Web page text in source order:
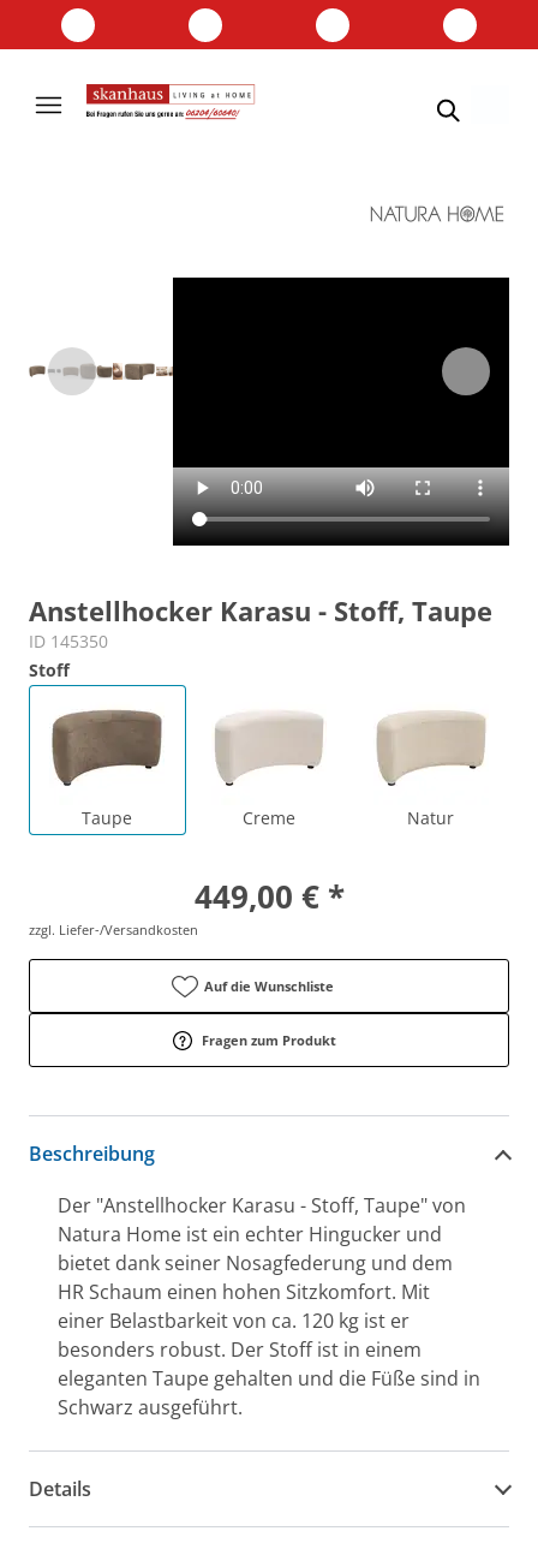
Anstellhocker Karasu - Stoff, Taupe
ID 145350
Stoff
Taupe Creme Natur
449,00 € *
zzgl. Liefer-/Versandkosten
Auf die Wunschliste
Fragen zum Produkt
Beschreibung
Der "Anstellhocker Karasu - Stoff, Taupe" von
Natura Home ist ein echter Hingucker und
bietet dank seiner Nosagfederung und dem
HR Schaum einen hohen Sitzkomfort. Mit
einer Belastbarkeit von ca. 120 kg ist er
besonders robust. Der Stoff ist in einem
eleganten Taupe gehalten und die Füße sind in
Schwarz ausgeführt.
Details